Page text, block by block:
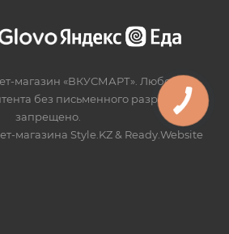
магазин «ВКУСМАРТ». Любое
без письменного разрешения
запрещено.
магазина Style.KZ& Ready.Website